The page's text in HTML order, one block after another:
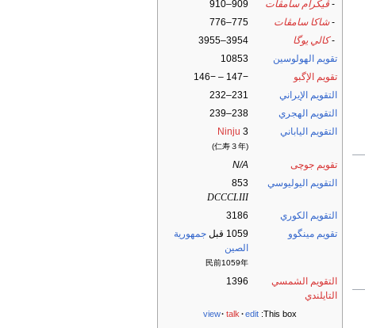
- ڤيكرام سامڤات
909–910
-شاكا سامڤات
775–776
-كالي يوگا
3954–3955
تقويم الهولوسين
10853
تقويم الإگبو
−147 – −146
التقويم الإيراني
231–232
التقويم الهجري
238–239
التقويم الياباني
Ninju 3
(仁寿３年)
تقويم جوچى
N/A
التقويم اليوليوسي
853
DCCCLIII
التقويم الكوري
3186
تقويم مينگوو
1059 قبل
جمهورية
الصين
民前1059年
التقويم الشمسي
التايلندي
1396
This box:
view talk edit